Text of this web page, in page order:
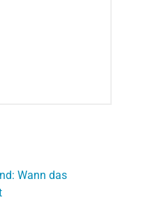
Wann das